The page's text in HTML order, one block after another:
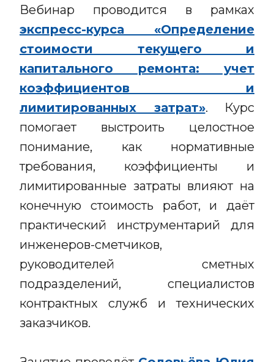
Вебинар проводится в рамках
экспресс-курса «Определение
стоимости текущего и
капитального ремонта: учет
коэффициентов и
лимитированных затрат». Курс
помогает выстроить целостное
понимание, как нормативные
требования, коэффициенты и
лимитированные затраты влияют на
конечную стоимость работ, и даёт
практический инструментарий для
инженеров-сметчиков,
руководителей сметных
подразделений, специалистов
контрактных служб и технических
заказчиков.